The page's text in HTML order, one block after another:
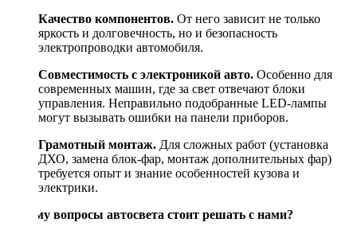
Качество компонентов. От него зависит не только
яркость и долговечность, но и безопасность
электропроводки автомобиля.
Совместимость с электроникой авто. Особенно для
современных машин, где за свет отвечают блоки
управления. Неправильно подобранные LED-лампы
могут вызывать ошибки на панели приборов.
Грамотный монтаж. Для сложных работ (установка
ДХО, замена блок-фар, монтаж дополнительных фар)
требуется опыт и знание особенностей кузова и
электрики.
Почему вопросы автосвета стоит решать с нами?